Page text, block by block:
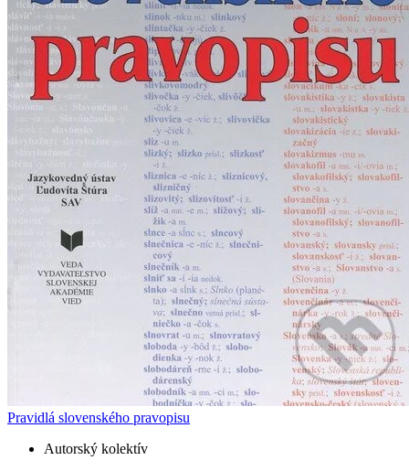
Pravidlá slovenského pravopisu
Autorský kolektív